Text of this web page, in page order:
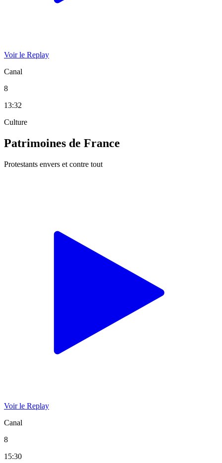
Voir le Replay
Canal
8
13:32
Culture
Patrimoines de France
Protestants envers et contre tout
Voir le Replay
Canal
8
15:30